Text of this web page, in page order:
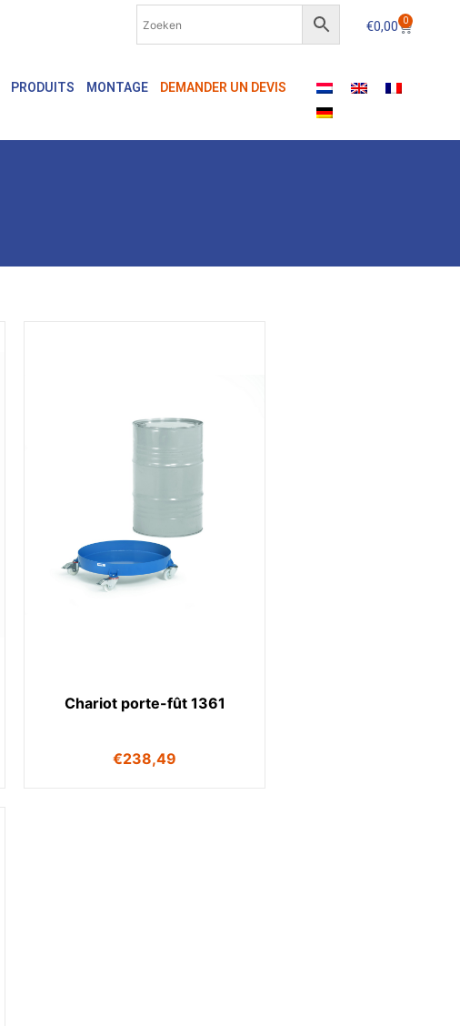
€0,00 0
PRODUITS MONTAGE DEMANDER UN DEVIS
Chariot porte-fût 1361
€238,49